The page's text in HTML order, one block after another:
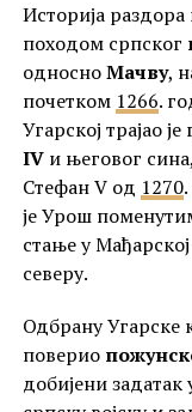
Историја
походом српског
односноМачву,
почетком 1266.
Угарској трајао
IVи његовог сина,
Стефан V од 1270
је Урош
стање у
северу.
Одбрану Угарске
поверио
добијени